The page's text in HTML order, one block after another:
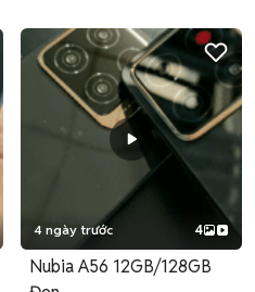
4 ngày trước 4
Nubia A56 12GB/128GB